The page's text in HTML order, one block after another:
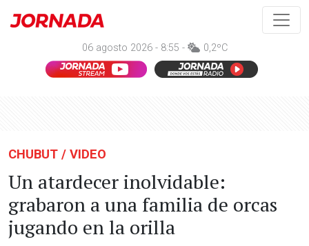
06 agosto 2026 - 8:55 - 0,2ºC
CHUBUT / VIDEO
Un atardecer inolvidable:
grabaron a una familia de orcas
jugando en la orilla